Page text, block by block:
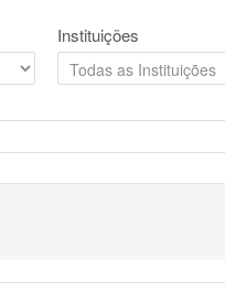
Instituições